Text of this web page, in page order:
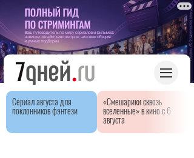
Сериал августа для
поклонников фэнтези
«Смешарики сквозь
вселенные» в кино с 6
августа